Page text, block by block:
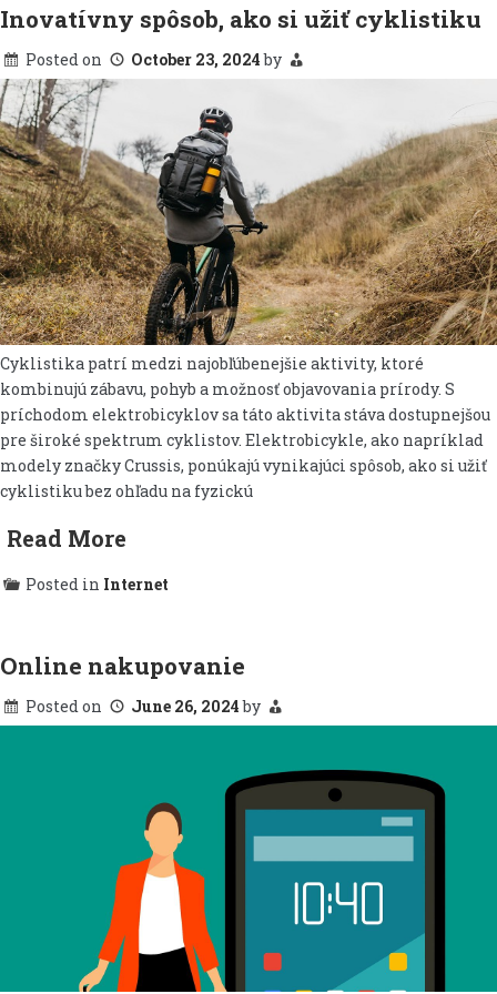
Inovatívny spôsob, ako si užiť cyklistiku
Posted on October 23, 2024by
Cyklistika patrí medzi najobľúbenejšie aktivity, ktoré
kombinujú zábavu, pohyb a možnosť objavovania prírody. S
príchodom elektrobicyklov sa táto aktivita stáva dostupnejšou
pre široké spektrum cyklistov. Elektrobicykle, ako napríklad
modely značky Crussis, ponúkajú vynikajúci spôsob, ako si užiť
cyklistiku bez ohľadu na fyzickú
Read More
Posted in Internet
Online nakupovanie
Posted on June 26, 2024by